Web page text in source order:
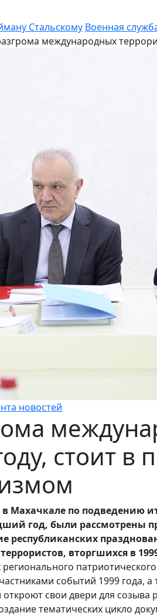
Стальскому Военная
международных
новостей
стоит в
по подведению
год, были рассмотрены
республиканских
вторгшихся в
событий 1999
свои двери для
тематических цикло